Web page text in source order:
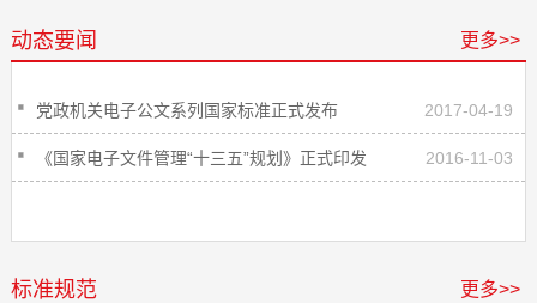
动态要闻 更多>>
党政机关电子公文系列国家标准正式发布 2017-04-19
《国家电子文件管理“十三五”规划》正式印发 2016-11-03
标准规范 更多>>